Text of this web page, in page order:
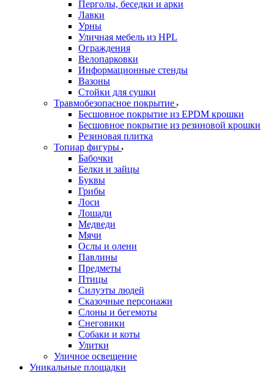
Перголы, беседки и арки
Лавки
Урны
Уличная мебель из HPL
Ограждения
Велопарковки
Информационные стенды
Вазоны
Стойки для сушки
Травмобезопасное покрытие
Бесшовное покрытие из EPDM крошки
Бесшовное покрытие из резиновой крошки
Резиновая плитка
Топиар фигуры
Бабочки
Белки и зайцы
Буквы
Грибы
Лоси
Лошади
Медведи
Мячи
Ослы и олени
Павлины
Предметы
Птицы
Силуэты людей
Сказочные персонажи
Слоны и бегемоты
Снеговики
Собаки и коты
Улитки
Уличное освещение
Уникальные площадки